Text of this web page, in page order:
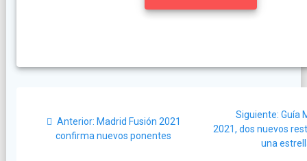
Anterior: Post
anterior:
Madrid Fusión 2021
confirma nuevos ponentes
Siguiente:
post:
Guía
2021, dos nuevos
una